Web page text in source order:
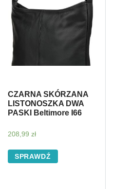
CZARNA SKÓRZANA
LISTONOSZKA DWA
PASKI Beltimore I66
208,99 zł
SPRAWDŹ